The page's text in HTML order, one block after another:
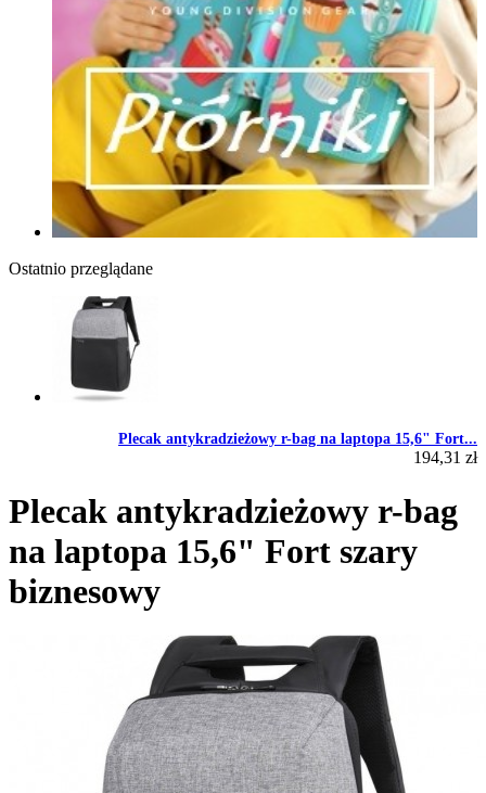
Ostatnio przeglądane
Plecak antykradzieżowy r-bag na laptopa 15,6" Fort...
194,31 zł
Plecak antykradzieżowy r-bag
na laptopa 15,6" Fort szary
biznesowy